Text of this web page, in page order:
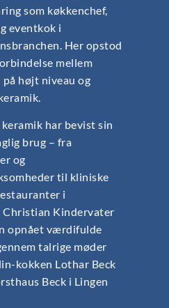
som køkkenchef,
eventkok i
Her opstod
mellem
højt niveau og
har bevist sin
brug – fra
og
til kliniske
i
Christian Kindervater
opnået værdifulde
talrige møder
kokken Lothar Beck
Beck i Lingen